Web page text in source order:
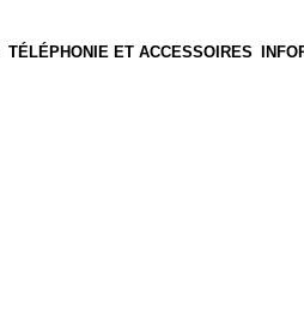
TÉLÉPHONIE ET ACCESSOIRES